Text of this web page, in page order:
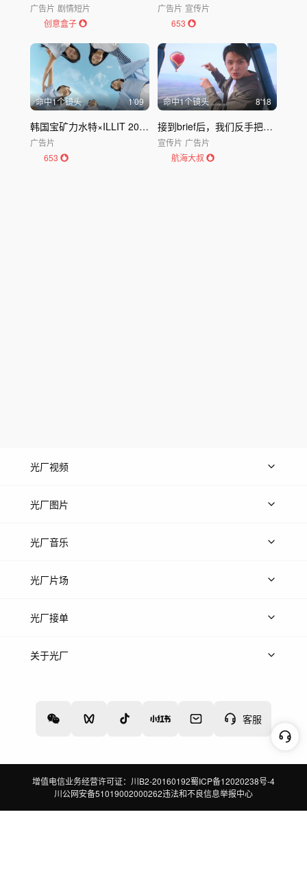
广告片 剧情短片
创意盒子
广告片 宣传片
653
命中1个镜头 1'09
韩国宝矿力水特×ILLIT 2025最新广告
广告片
653
命中1个镜头 8'18
接到brief后，我们反手把它下给了客户
宣传片 广告片
航海大叔
客服
光厂视频
上传视频
光厂图片
上传图片
光厂音乐
热门音乐
光厂片场
上传案例
光厂接单
上架服务
关于光厂
增值电信业务经营许可证：川B2-20160192蜀ICP备12020238号-4
川公网安备51019002000262违法和不良信息举报中心